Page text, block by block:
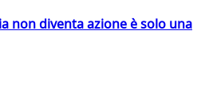
non diventa azione è solo una